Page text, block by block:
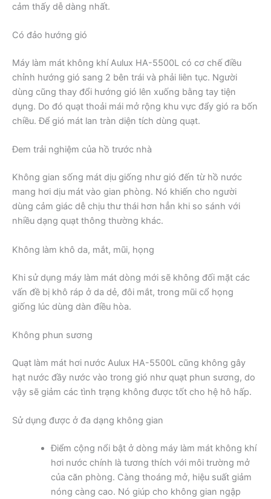
cảm thấy dễ dàng nhất.
Có đảo hướng gió
Máy làm mát không khí Aulux HA-5500L có cơ chế điều
chỉnh hướng gió sang 2 bên trái và phải liên tục. Người
dùng cũng thay đổi hướng gió lên xuống bằng tay tiện
dụng. Do đó quạt thoải mái mở rộng khu vực đẩy gió ra bốn
chiều. Để gió mát lan tràn diện tích dùng quạt.
Đem trải nghiệm của hồ trước nhà
Không gian sống mát dịu giống như gió đến từ hồ nước
mang hơi dịu mát vào gian phòng. Nó khiến cho người
dùng cảm giác dễ chịu thư thái hơn hẳn khi so sánh với
nhiều dạng quạt thông thường khác.
Không làm khô da, mắt, mũi, họng
Khi sử dụng máy làm mát dòng mới sẽ không đối mặt các
vấn đề bị khô ráp ở da dẻ, đôi mắt, trong mũi cổ họng
giống lúc dùng dàn điều hòa.
Không phun sương
Quạt làm mát hơi nước Aulux HA-5500L cũng không gây
hạt nước đầy nước vào trong gió như quạt phun sương, do
vậy sẽ giảm các tình trạng không được tốt cho hệ hô hấp.
Sử dụng được ở đa dạng không gian
Điểm cộng nổi bật ở dòng máy làm mát không khí
hơi nước chính là tương thích với môi trường mở
của căn phòng. Càng thoáng mở, hiệu suất giảm
nóng càng cao. Nó giúp cho không gian ngập